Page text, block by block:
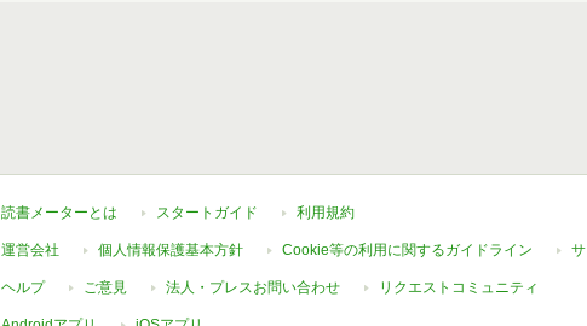
読書メーターとは スタートガイド 利用規約
運営会社 個人情報保護基本方針 Cookie等の利用に関するガイドライン
ヘルプ ご意見 法人・プレスお問い合わせ リクエストコミュニティ